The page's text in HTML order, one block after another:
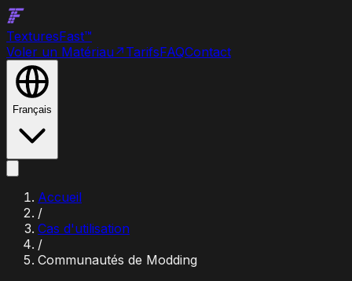
TexturesFast™
Voler un Matériau ↗ TarifsFAQContact
Français
Accueil
/
Cas d'utilisation
/
Communautés de Modding